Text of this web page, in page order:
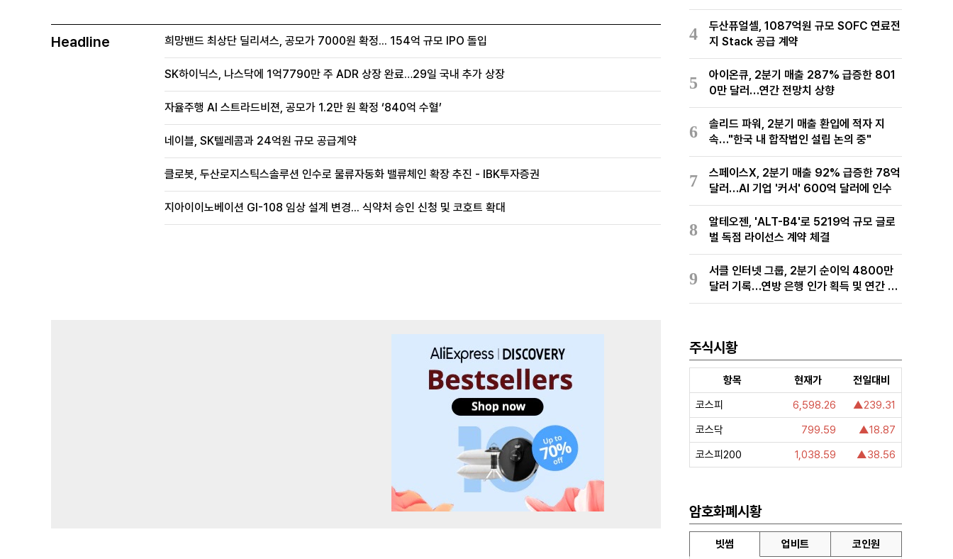
Headline 희망밴드 최상단 딜리셔스, 공모가 7000원 확정... 154억 규모 IPO 돌입
SK하이닉스, 나스닥에 1억7790만 주 ADR 상장 완료…29일 국내 추가 상장
자율주행 AI 스트라드비젼, 공모가 1.2만 원 확정 ‘840억 수혈’
네이블, SK텔레콤과 24억원 규모 공급계약
클로봇, 두산로지스틱스솔루션 인수로 물류자동화 밸류체인 확장 추진 - IBK투자증권
지아이이노베이션 GI-108 임상 설계 변경... 식약처 승인 신청 및 코호트 확대
4
두산퓨얼셀, 1087억원 규모 SOFC 연료전
지 Stack 공급 계약
5
아이온큐, 2분기 매출 287% 급증한 801
0만 달러…연간 전망치 상향
6
솔리드 파워, 2분기 매출 환입에 적자 지
속…"한국 내 합작법인 설립 논의 중"
7
스페이스X, 2분기 매출 92% 급증한 78억
달러…AI 기업 '커서' 600억 달러에 인수
8
알테오젠, 'ALT-B4'로 5219억 규모 글로
벌 독점 라이선스 계약 체결
9
서클 인터넷 그룹, 2분기 순이익 4800만
달러 기록…연방 은행 인가 획득 및 연간 전
망치 상향
주식시황
항목 현재가
전일대비
코스피
6,598.26
▲239.31
코스닥
799.59
▲18.87
코스피200
1,038.59 ▲38.56
암호화폐시황
빗썸 업비트 코인원